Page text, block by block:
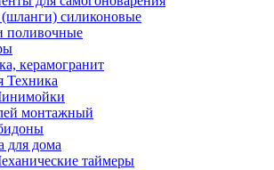
силиконовые
поливочные
керамогранит
Техника
монтажный
для дома
таймеры